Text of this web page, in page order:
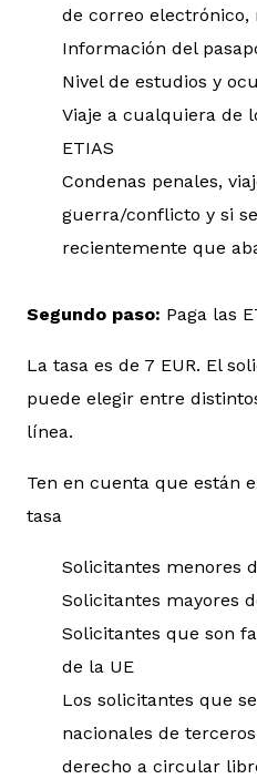
de correo
Información del
Nivel de estudios y
Viaje a cualquiera de
ETIAS
Condenas penales,
guerra/conflicto y si
recientemente que
Segundo paso: Paga las
La tasa es de 7 EUR. El
puede elegir entre
línea.
Ten en cuenta que están
tasa
Solicitantes menores
Solicitantes mayores
Solicitantes que son
de la UE
Los solicitantes que
nacionales de
derecho a circular